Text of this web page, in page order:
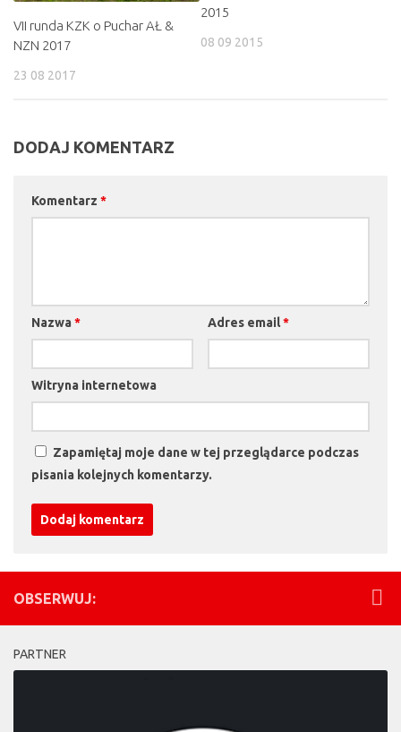
VII runda KZK o Puchar AŁ &
NZN 2017
23 08 2017
2015
08 09 2015
DODAJ KOMENTARZ
Komentarz *
Nazwa * Adres email*
Witryna internetowa
Zapamiętaj moje dane w tej przeglądarce podczas
pisania kolejnych komentarzy.
OBSERWUJ:
PARTNER